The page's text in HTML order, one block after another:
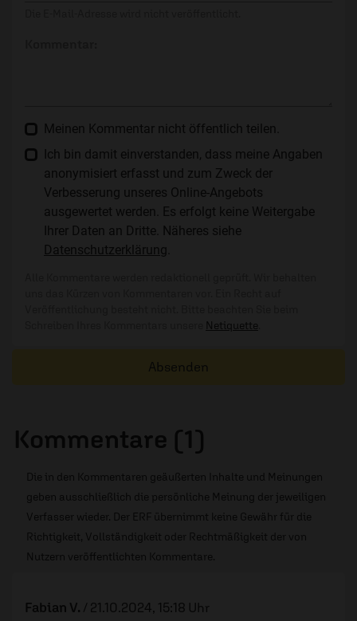
Meinen Kommentar nicht öffentlich teilen.
Ich bin damit einverstanden, dass meine Angaben
anonymisiert erfasst und zum Zweck der
Verbesserung unseres Online-Angebots
ausgewertet werden. Es erfolgt keine Weitergabe
Ihrer Daten an Dritte. Näheres siehe
Datenschutzerklärung
Netiquette
Absenden
Kommentare (1)
Die in den Kommentaren geäußerten Inhalte und Meinungen
geben ausschließlich die persönliche Meinung der jeweiligen
Verfasser wieder. Der ERF übernimmt keine Gewähr für die
Richtigkeit, Vollständigkeit oder Rechtmäßigkeit der von
Nutzern veröffentlichten Kommentare.
Fabian V. / 21.10.2024, 15:18 Uhr